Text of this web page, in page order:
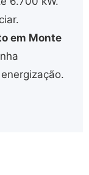
em Monte